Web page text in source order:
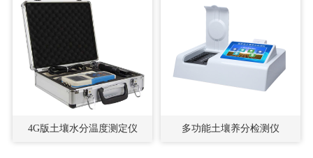
4G版土壤水分温度测定仪 多功能土壤养分检测仪